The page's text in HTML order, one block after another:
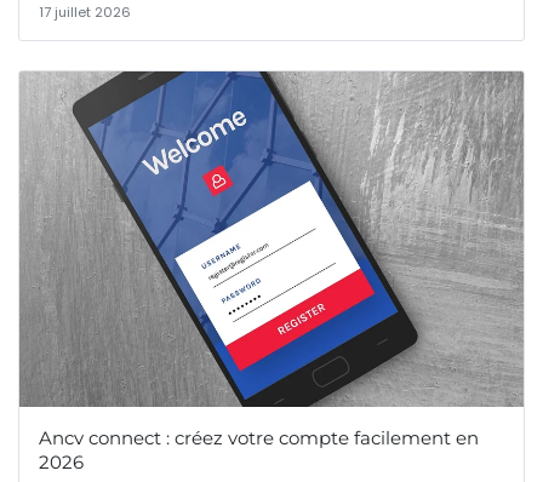
17 juillet 2026
Ancv connect : créez votre compte facilement en
2026